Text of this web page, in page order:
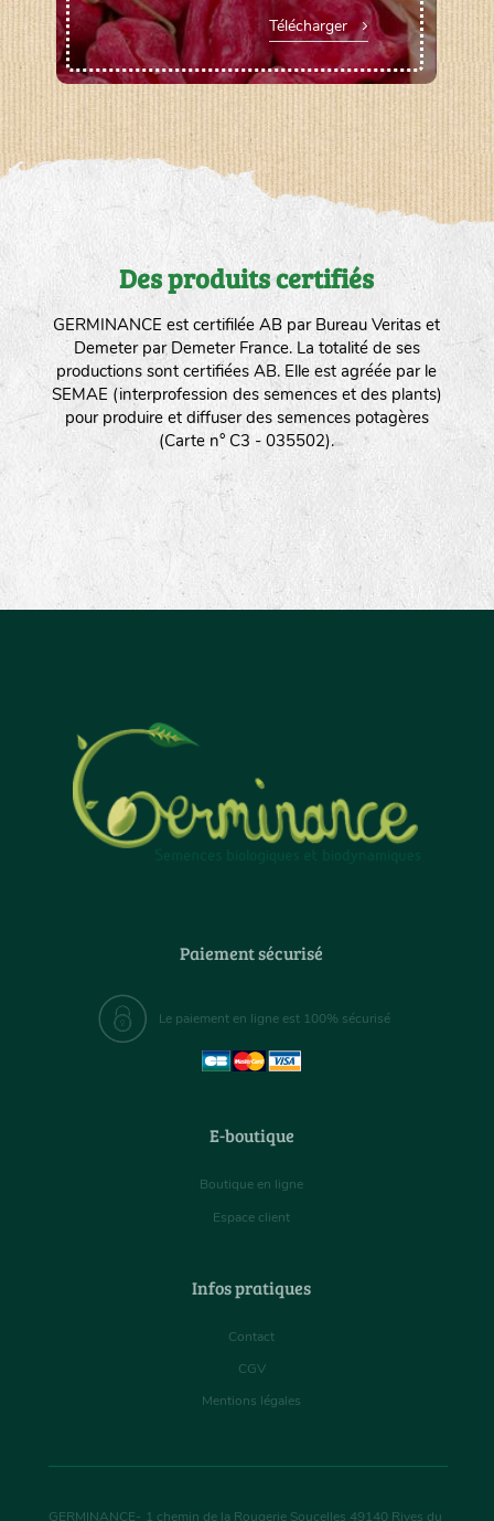
Télécharger
Des produits certifiés
GERMINANCE est certifilée AB par Bureau Veritas et
Demeter par Demeter France. La totalité de ses
productions sont certifiées AB. Elle est agréée par le
SEMAE (interprofession des semences et des plants)
pour produire et diffuser des semences potagères
(Carte n° C3 - 035502).
Paiement sécurisé
Le paiement en ligne est 100% sécurisé
E-boutique
Boutique en ligne
Espace client
Infos pratiques
Contact
CGV
Mentions légales
GERMINANCE- 1 chemin de la Rougerie Soucelles 49140 Rives du